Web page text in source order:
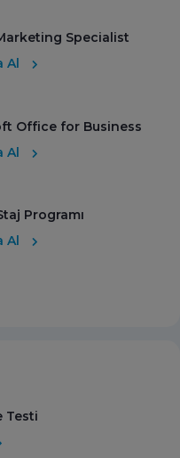
Specialist
Al
Office for Business
Al
Programı
Al
Testi